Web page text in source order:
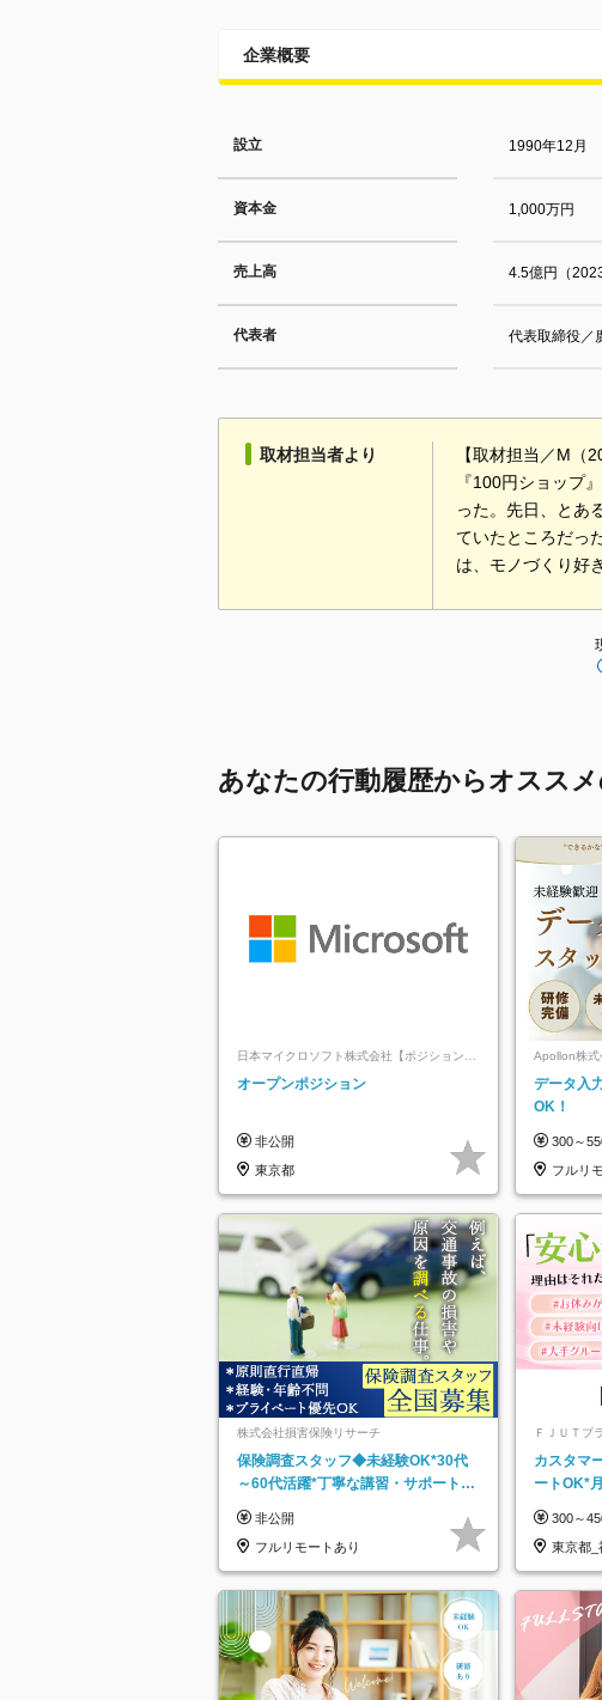
企業概要
設立 1990年12月
資本金 1,000万円
売上高 4.5億円（
代表者 代表取締役
取材担当者より
【取材担当／M（
『100円ショップ
った。先日、とあ
ていたところだっ
は、モノづくり好
あなたの行動履歴からオスス
日本マイクロソフト株式会社【ポジションマ
ッチ登録】
オープンポジション
非公開
東京都
Apollon株式
データ入
OK！
300～
フルリ
株式会社損害保険リサーチ
保険調査スタッフ◆未経験OK*30代
～60代活躍*丁寧な講習・サポートあ
託
非公開
フルリモートあり
ＦＪＵＴプ
カスタマ
ートOK*
300～
東京都_
知県…